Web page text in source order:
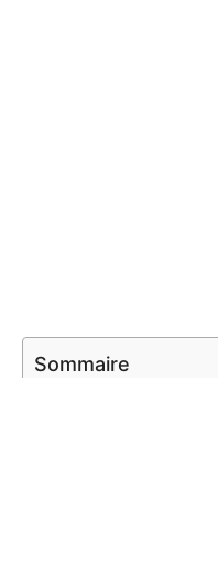
Sommaire